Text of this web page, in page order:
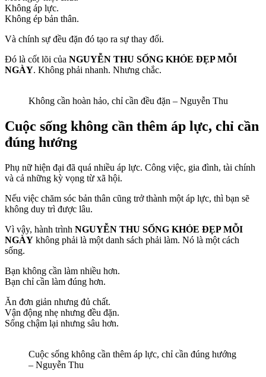
Không áp lực.
Không ép bản thân.
Và chính sự đều đặn đó tạo ra sự thay đổi.
Đó là cốt lõi của NGUYỄN THU SỐNG KHỎE ĐẸP MỖI
NGÀY. Không phải nhanh. Nhưng chắc.
Không cần hoàn hảo, chỉ cần đều đặn – Nguyễn Thu
Cuộc sống không cần thêm áp lực, chỉ cần
đúng hướng
Phụ nữ hiện đại đã quá nhiều áp lực. Công việc, gia đình, tài chính
và cả những kỳ vọng từ xã hội.
Nếu việc chăm sóc bản thân cũng trở thành một áp lực, thì bạn sẽ
không duy trì được lâu.
Vì vậy, hành trình NGUYỄN THU SỐNG KHỎE ĐẸP MỖI
NGÀY không phải là một danh sách phải làm. Nó là một cách
sống.
Bạn không cần làm nhiều hơn.
Bạn chỉ cần làm đúng hơn.
Ăn đơn giản nhưng đủ chất.
Vận động nhẹ nhưng đều đặn.
Sống chậm lại nhưng sâu hơn.
Cuộc sống không cần thêm áp lực, chỉ cần đúng hướng
– Nguyễn Thu